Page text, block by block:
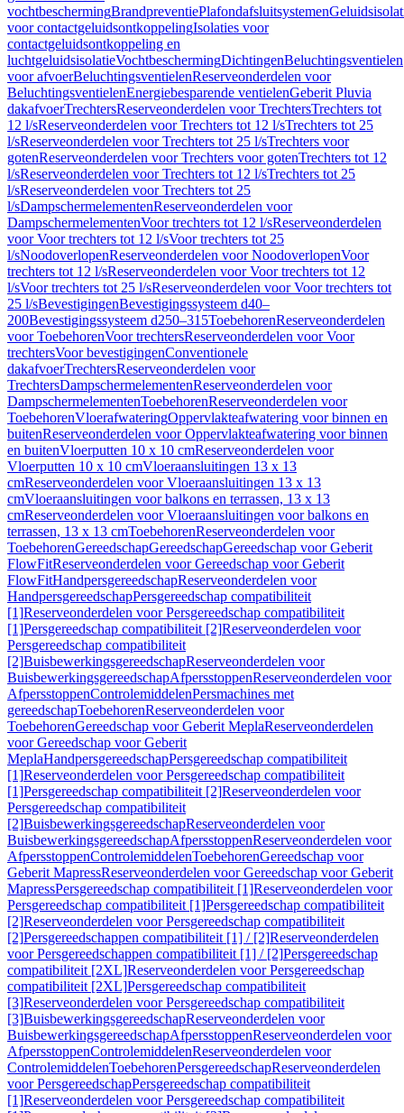
vochtbeschermingBrandpreventiePlafondafsluitsystemen
voor contactgeluidsontkoppelingIsolaties voor
contactgeluidsontkoppeling en
luchtgeluidsisolatieVochtbeschermingDichtingenBeluchtingsventielen
voor afvoerBeluchtingsventielenReserveonderdelen voor
BeluchtingsventielenEnergiebesparende ventielenGeberit Pluvia
dakafvoerTrechtersReserveonderdelen voor TrechtersTrechters tot
12 l/sReserveonderdelen voor Trechters tot 12 l/sTrechters tot 25
l/sReserveonderdelen voor Trechters tot 25 l/sTrechters voor
gotenReserveonderdelen voor Trechters voor gotenTrechters tot 12
l/sReserveonderdelen voor Trechters tot 12 l/sTrechters tot 25
l/sReserveonderdelen voor Trechters tot 25
l/sDampschermelementenReserveonderdelen voor
DampschermelementenVoor trechters tot 12 l/sReserveonderdelen
voor Voor trechters tot 12 l/sVoor trechters tot 25
l/sNoodoverlopenReserveonderdelen voor NoodoverlopenVoor
trechters tot 12 l/sReserveonderdelen voor Voor trechters tot 12
l/sVoor trechters tot 25 l/sReserveonderdelen voor Voor trechters tot
25 l/sBevestigingenBevestigingssysteem d40–
200Bevestigingssysteem d250–315ToebehorenReserveonderdelen
voor ToebehorenVoor trechtersReserveonderdelen voor Voor
trechtersVoor bevestigingenConventionele
dakafvoerTrechtersReserveonderdelen voor
TrechtersDampschermelementenReserveonderdelen voor
DampschermelementenToebehorenReserveonderdelen voor
ToebehorenVloerafwateringOppervlakteafwatering voor binnen en
buitenReserveonderdelen voor Oppervlakteafwatering voor binnen
en buitenVloerputten 10 x 10 cmReserveonderdelen voor
Vloerputten 10 x 10 cmVloeraansluitingen 13 x 13
cmReserveonderdelen voor Vloeraansluitingen 13 x 13
cmVloeraansluitingen voor balkons en terrassen, 13 x 13
cmReserveonderdelen voor Vloeraansluitingen voor balkons en
terrassen, 13 x 13 cmToebehorenReserveonderdelen voor
ToebehorenGereedschapGereedschapGereedschap voor Geberit
FlowFitReserveonderdelen voor Gereedschap voor Geberit
FlowFitHandpersgereedschapReserveonderdelen voor
HandpersgereedschapPersgereedschap compatibiliteit
[1]Reserveonderdelen voor Persgereedschap compatibiliteit
[1]Persgereedschap compatibiliteit [2]Reserveonderdelen voor
Persgereedschap compatibiliteit
[2]BuisbewerkingsgereedschapReserveonderdelen voor
BuisbewerkingsgereedschapAfpersstoppenReserveonderdelen voor
AfpersstoppenControlemiddelenPersmachines met
gereedschapToebehorenReserveonderdelen voor
ToebehorenGereedschap voor Geberit MeplaReserveonderdelen
voor Gereedschap voor Geberit
MeplaHandpersgereedschapPersgereedschap compatibiliteit
[1]Reserveonderdelen voor Persgereedschap compatibiliteit
[1]Persgereedschap compatibiliteit [2]Reserveonderdelen voor
Persgereedschap compatibiliteit
[2]BuisbewerkingsgereedschapReserveonderdelen voor
BuisbewerkingsgereedschapAfpersstoppenReserveonderdelen voor
AfpersstoppenControlemiddelenToebehorenGereedschap voor
Geberit MapressReserveonderdelen voor Gereedschap voor Geberit
MapressPersgereedschap compatibiliteit [1]Reserveonderdelen voor
Persgereedschap compatibiliteit [1]Persgereedschap compatibiliteit
[2]Reserveonderdelen voor Persgereedschap compatibiliteit
[2]Persgereedschappen compatibiliteit [1] / [2]Reserveonderdelen
voor Persgereedschappen compatibiliteit [1] / [2]Persgereedschap
compatibiliteit [2XL]Reserveonderdelen voor Persgereedschap
compatibiliteit [2XL]Persgereedschap compatibiliteit
[3]Reserveonderdelen voor Persgereedschap compatibiliteit
[3]BuisbewerkingsgereedschapReserveonderdelen voor
BuisbewerkingsgereedschapAfpersstoppenReserveonderdelen voor
AfpersstoppenControlemiddelenReserveonderdelen voor
ControlemiddelenToebehorenPersgereedschapReserveonderdelen
voor PersgereedschapPersgereedschap compatibiliteit
[1]Reserveonderdelen voor Persgereedschap compatibiliteit